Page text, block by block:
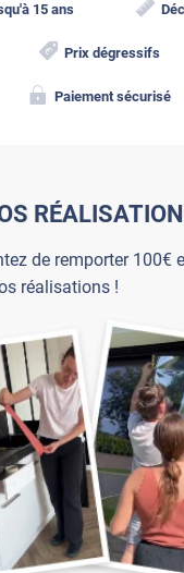
15 ans
Prix dégressifs
Paiement sécurisé
de remporter 100€
réalisations !